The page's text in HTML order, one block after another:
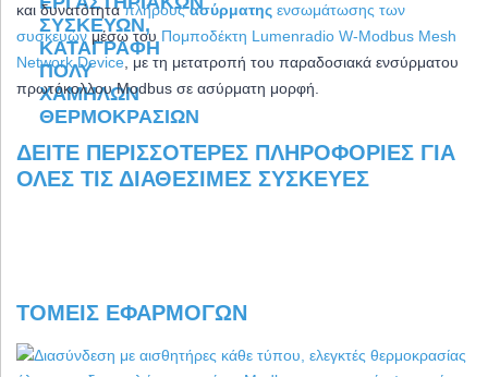
και δυνατότηταπλήρουςασύρματης ενσωμάτωσης των
συσκευώνμέσω του Πομποδέκτη Lumenradio W-Modbus Mesh
Network Device , με τη μετατροπή του παραδοσιακά ενσύρματου
πρωτόκολλου Modbus σε ασύρματη μορφή.
ΔΕΊΤΕ ΠΕΡΙΣΣΌΤΕΡΕΣ ΠΛΗΡΟΦΟΡΊΕΣ ΓΙΑ
ΌΛΕΣ ΤΙΣ ΔΙΑΘΈΣΙΜΕΣ ΣΥΣΚΕΥΈΣ
ΤΟΜΕΊΣ ΕΦΑΡΜΟΓΏΝ